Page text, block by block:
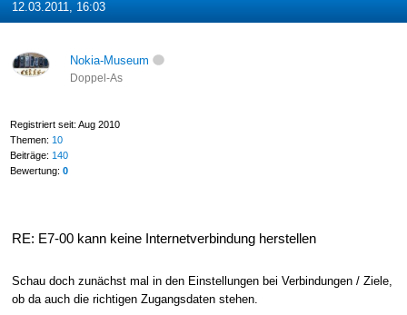
12.03.2011, 16:03
Nokia-Museum
Doppel-As
Registriert seit: Aug 2010
Themen: 10
Beiträge: 140
Bewertung: 0
RE: E7-00 kann keine Internetverbindung herstellen
Schau doch zunächst mal in den Einstellungen bei Verbindungen / Ziele,
ob da auch die richtigen Zugangsdaten stehen.